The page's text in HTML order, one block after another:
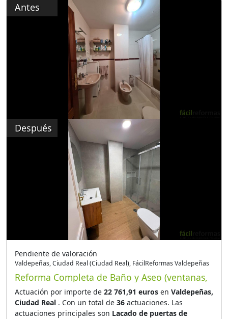
Antes
Después
Pendiente de valoración
Valdepeñas, Ciudad Real (Ciudad Real), FácilReformas Valdepeñas
Reforma Completa de Baño y Aseo (ventanas,
suelo y lacado de puertas)
Actuación por importe de 22 761,91 euros en Valdepeñas,
Ciudad Real . Con un total de 36 actuaciones. Las
actuaciones principales son Lacado de puertas de